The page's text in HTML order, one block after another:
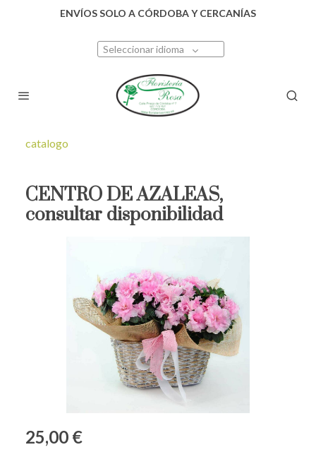
ENVÍOS SOLO A CÓRDOBA Y CERCANÍAS
Seleccionar idioma
catalogo
CENTRO DE AZALEAS,
consultar disponibilidad
25,00 €